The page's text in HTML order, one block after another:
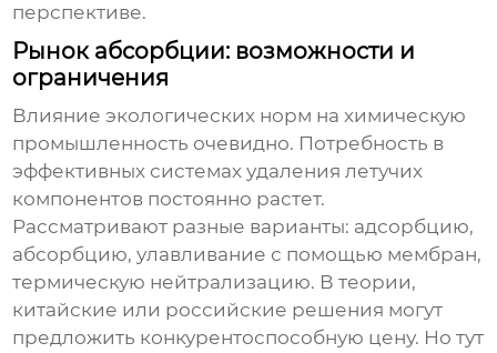
перспективе.
Рынок абсорбции: возможности и
ограничения
Влияние экологических норм на химическую
промышленность очевидно. Потребность в
эффективных системахудаления летучих
компонентов постоянно растет.
Рассматривают разные варианты: адсорбцию,
абсорбцию, улавливание с помощью мембран,
термическую нейтрализацию. В теории,
китайские или российские решения могут
предложить конкурентоспособную цену. Но тут